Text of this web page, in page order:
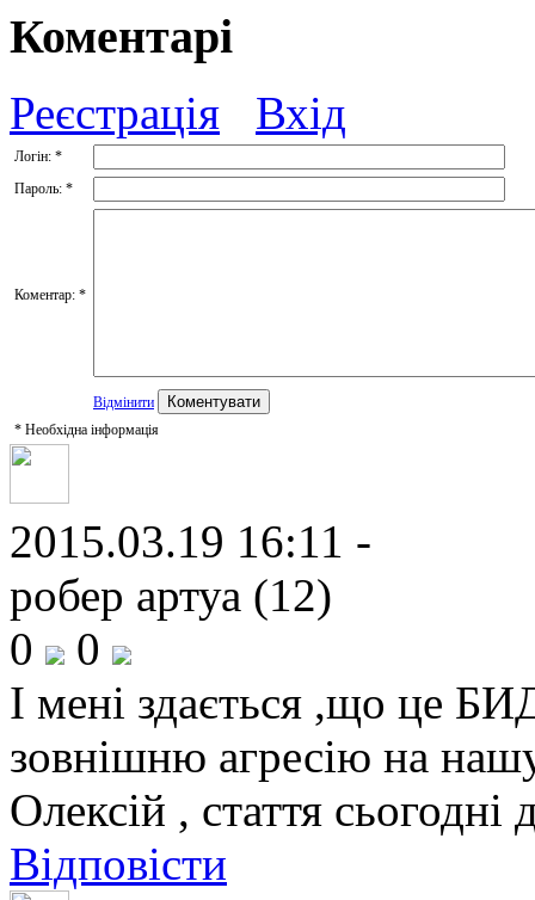
Коментарі
Реєстрація Вхід
Логін: *
Пароль: *
Коментар: *
Відмінити
* Необхідна інформація
2015.03.19 16:11 -
робер артуа (12)
0
0
І мені здається ,що це
зовнішню агресію на
Олексій , стаття
Відповісти